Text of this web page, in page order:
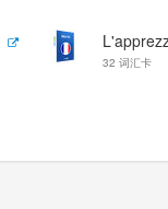
32 词汇卡